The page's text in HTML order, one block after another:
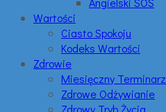
Wartości
Ciasto Spokoju
Kodeks Wartości
Zdrowie
Miesięczny Terminarz
Zdrowe Odżywianie
Zdrowy Tryb Życia